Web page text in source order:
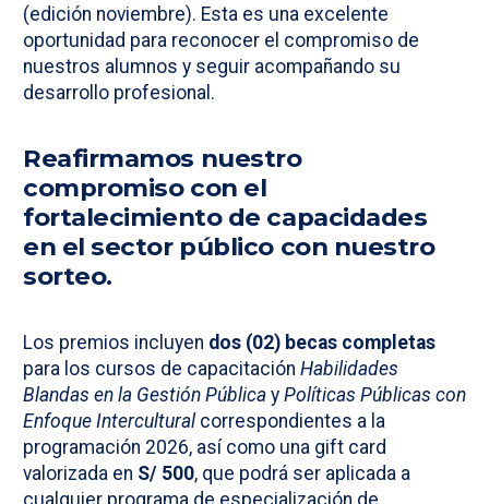
(edición noviembre). Esta es una excelente
oportunidad para reconocer el compromiso de
nuestros alumnos y seguir acompañando su
desarrollo profesional.
Reafirmamos nuestro
compromiso con el
fortalecimiento de capacidades
en el sector público con nuestro
sorteo.
Los premios incluyen dos (02) becas completas
para los cursos de capacitación Habilidades
Blandas en la Gestión Pública y Políticas Públicas con
Enfoque Interculturalcorrespondientes a la
programación 2026, así como una gift card
valorizada en S/ 500, que podrá ser aplicada a
cualquier programa de especialización de